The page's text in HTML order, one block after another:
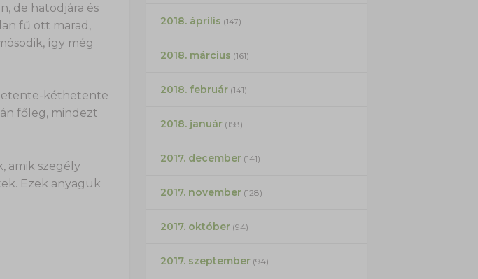
de hatodjára és
fű ott marad,
így még
kéthetente
főleg, mindezt
amik szegély
Ezek anyaguk
2018. április (147)
2018. március (161)
2018. február(141)
2018. január(158)
2017. december(141)
2017. november(128)
2017. október(94)
2017. szeptember(94)